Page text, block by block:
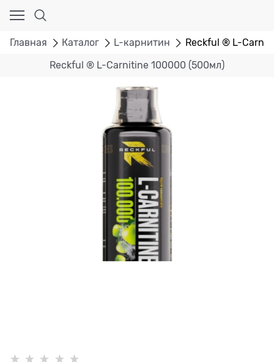
Главная Каталог L-карнитин Reckful ® L-
Reckful ® L-Carnitine 100000 (500мл)